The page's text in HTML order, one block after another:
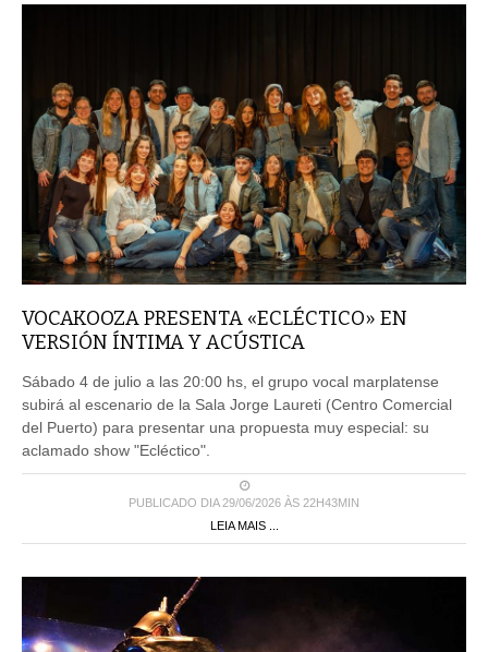
VOCAKOOZA PRESENTA «ECLÉCTICO» EN
VERSIÓN ÍNTIMA Y ACÚSTICA
Sábado 4 de julio a las 20:00 hs, el grupo vocal marplatense
subirá al escenario de la Sala Jorge Laureti (Centro Comercial
del Puerto) para presentar una propuesta muy especial: su
aclamado show "Ecléctico".
PUBLICADO DIA 29/06/2026 ÀS 22H43MIN
LEIA MAIS ...